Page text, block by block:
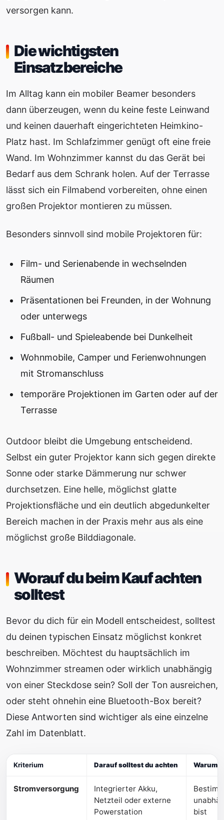
versorgen kann.
Die wichtigsten
Einsatzbereiche
Im Alltag kann ein mobiler Beamer besonders
dann überzeugen, wenn du keine feste Leinwand
und keinen dauerhaft eingerichteten Heimkino-
Platz hast. Im Schlafzimmer genügt oft eine freie
Wand. Im Wohnzimmer kannst du das Gerät bei
Bedarf aus dem Schrank holen. Auf der Terrasse
lässt sich ein Filmabend vorbereiten, ohne einen
großen Projektor montieren zu müssen.
Besonders sinnvoll sind mobile Projektoren für:
Film- und Serienabende in wechselnden
Räumen
Präsentationen bei Freunden, in der Wohnung
oder unterwegs
Fußball- und Spieleabende bei Dunkelheit
Wohnmobile, Camper und Ferienwohnungen
mit Stromanschluss
temporäre Projektionen im Garten oder auf der
Terrasse
Outdoor bleibt die Umgebung entscheidend.
Selbst ein guter Projektor kann sich gegen direkte
Sonne oder starke Dämmerung nur schwer
durchsetzen. Eine helle, möglichst glatte
Projektionsfläche und ein deutlich abgedunkelter
Bereich machen in der Praxis mehr aus als eine
möglichst große Bilddiagonale.
Worauf du beim Kauf achten
solltest
Bevor du dich für ein Modell entscheidest, solltest
du deinen typischen Einsatz möglichst konkret
beschreiben. Möchtest du hauptsächlich im
Wohnzimmer streamen oder wirklich unabhängig
von einer Steckdose sein? Soll der Ton ausreichen,
oder steht ohnehin eine Bluetooth-Box bereit?
Diese Antworten sind wichtiger als eine einzelne
Zahl im Datenblatt.
Kriterium Darauf solltest du achten Warum
Stromversorgung
Integrierter Akku,
Netzteil oder externe
Powerstation
bist